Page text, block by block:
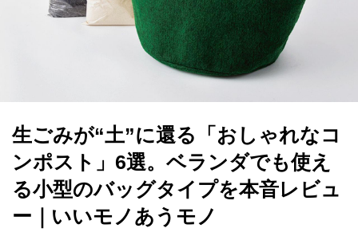
生ごみが“土”に還る「おしゃれなコ
ンポスト」6選。ベランダでも使え
る小型のバッグタイプを本音レビュ
ー｜いいモノあうモノ